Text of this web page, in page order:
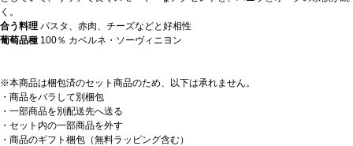
く。
合う料理 パスタ、赤肉、チーズなどと好相性
葡萄品種 100％ カベルネ・ソーヴィニヨン
※本商品は梱包済のセット商品のため、以下は承れません。
・商品をバラして別梱包
・一部商品を別配送先へ送る
・セット内の一部商品を外す
・商品のギフト梱包（無料ラッピング含む）